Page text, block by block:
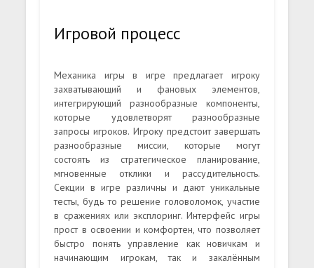
Игровой процесс
Механика игры в игре предлагает игроку
захватывающий и фановых элементов,
интегрирующий разнообразные компоненты,
которые удовлетворят разнообразные
запросы игроков. Игроку предстоит завершать
разнообразные миссии, которые могут
состоять из стратегическое планирование,
мгновенные отклики и рассудительность.
Секции в игре различны и дают уникальные
тесты, будь то решение головоломок, участие
в сражениях или эксплоринг. Интерфейс игры
прост в освоении и комфортен, что позволяет
быстро понять управление как новичкам и
начинающим игрокам, так и закалённым